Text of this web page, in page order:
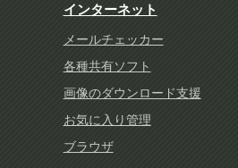
インターネット
メールチェッカー
各種共有ソフト
画像のダウンロード支援
お気に入り管理
ブラウザ